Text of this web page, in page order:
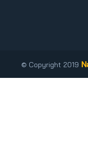
© Copyright 2019